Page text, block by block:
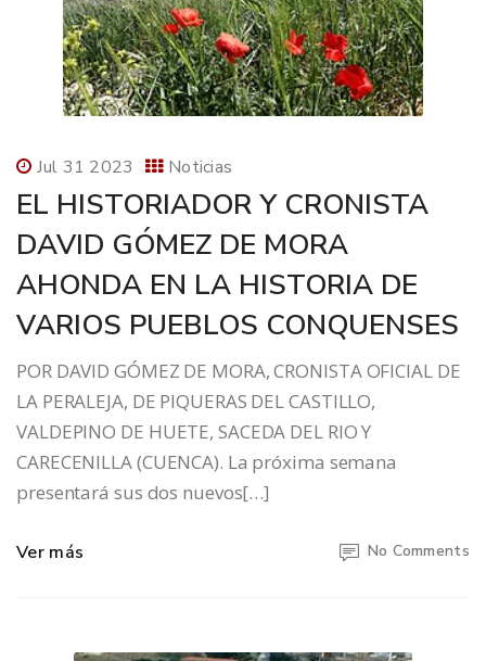
Jul 31 2023 Noticias
EL HISTORIADOR Y CRONISTA
DAVID GÓMEZ DE MORA
AHONDA EN LA HISTORIA DE
VARIOS PUEBLOS CONQUENSES
POR DAVID GÓMEZ DE MORA, CRONISTA OFICIAL DE
LA PERALEJA, DE PIQUERAS DEL CASTILLO,
VALDEPINO DE HUETE, SACEDA DEL RIO Y
CARECENILLA (CUENCA). La próxima semana
presentará sus dos nuevos[…]
Ver más No Comments